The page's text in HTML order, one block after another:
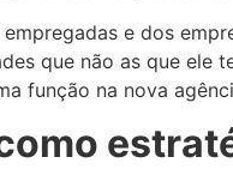
e dos
que não as que ele
função na nova